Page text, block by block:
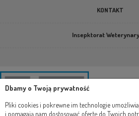
KONTAKT
Insepktorat
Dbamy o Twoją prywatność
Pliki cookies i pokrewne im technologie
i pomagają nam dostosować ofertę do Twoich